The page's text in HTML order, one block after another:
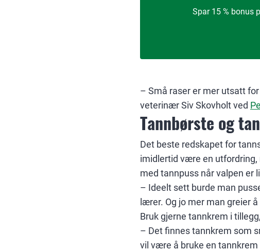
Spar 15 % bonus
– Små raser er mer utsatt
veterinær Siv Skovholt ved
Tannbørste og
Det beste redskapet for
imidlertid være en utfordring,
med tannpuss når valpen er
– Ideelt sett burde man
lærer. Og jo mer man greier
Bruk gjerne tannkrem i
– Det finnes tannkrem som
vil være å bruke en